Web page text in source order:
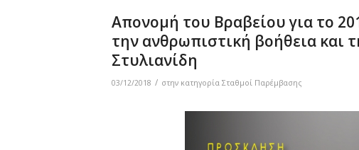
Απονομή του Βραβείου για το
την ανθρωπιστική βοήθεια και
Στυλιανίδη
03/12/2018 / στην κατηγορία Σταθμοί Παρέμβασης